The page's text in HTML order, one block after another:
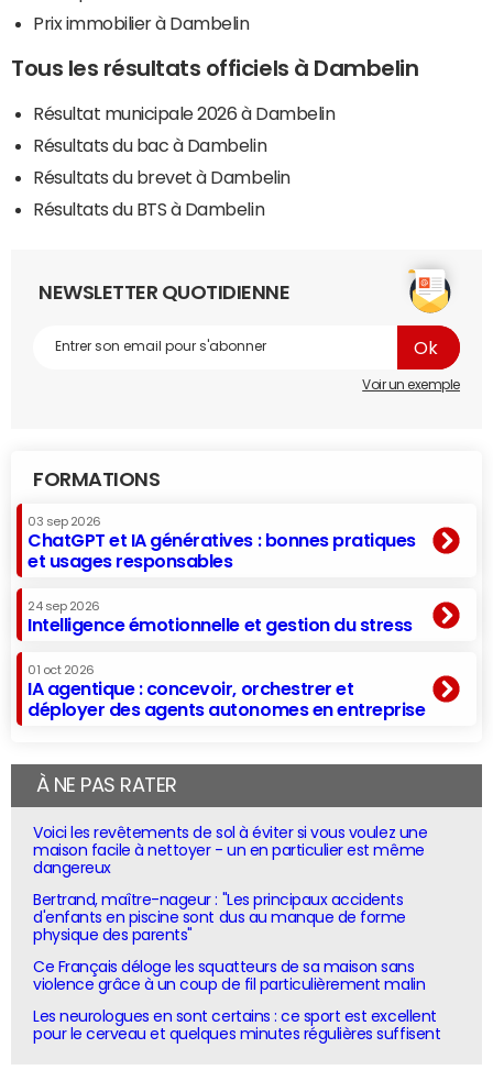
Prix immobilier à Dambelin
Tous les résultats officiels à Dambelin
Résultat municipale 2026 à Dambelin
Résultats du bac à Dambelin
Résultats du brevet à Dambelin
Résultats du BTS à Dambelin
NEWSLETTER QUOTIDIENNE
Voir un exemple
FORMATIONS
03 sep 2026
ChatGPT et IA génératives : bonnes pratiques
et usages responsables
24 sep 2026
Intelligence émotionnelle et gestion du stress
01 oct 2026
IA agentique : concevoir, orchestrer et
déployer des agents autonomes en entreprise
À NE PAS RATER
Voici les revêtements de sol à éviter si vous voulez une
maison facile à nettoyer - un en particulier est même
dangereux
Bertrand, maître-nageur : "Les principaux accidents
d'enfants en piscine sont dus au manque de forme
physique des parents"
Ce Français déloge les squatteurs de sa maison sans
violence grâce à un coup de fil particulièrement malin
Les neurologues en sont certains : ce sport est excellent
pour le cerveau et quelques minutes régulières suffisent